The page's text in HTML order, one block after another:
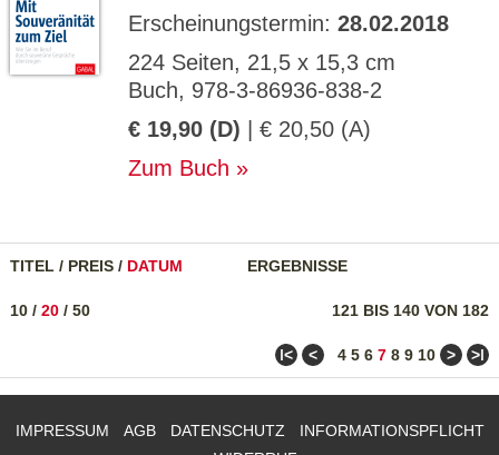
Erscheinungstermin: 28.02.2018
224 Seiten, 21,5 x 15,3 cm
Buch, 978-3-86936-838-2
€ 19,90 (D) | € 20,50 (A)
Zum Buch
TITEL / PREIS / DATUM ERGEBNISSE
121 BIS 140 VON 182
10 / 20 / 50
ǀ< < 4 5 6 7 8 9 10 > >ǀ
IMPRESSUM AGB DATENSCHUTZ
INFORMATIONSPFLICHT